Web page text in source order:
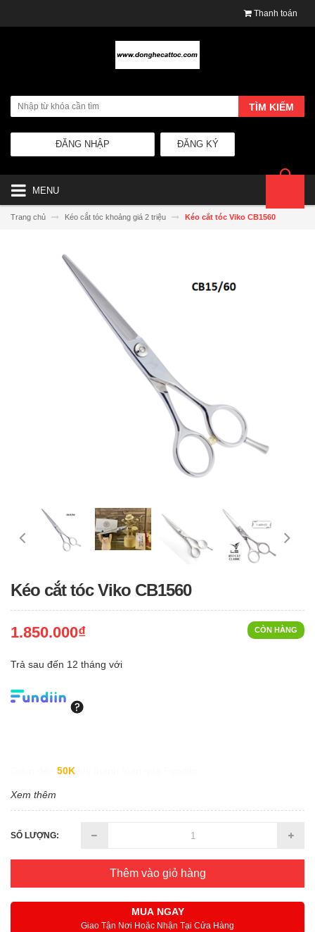
Thanh toán
TÌM KIẾM
ĐĂNG KÝ
ĐĂNG NHẬP
MENU
Trang chủ Kéo cắt tóc khoảng giá 2 triệu Kéo cắt tóc Viko CB1560
Kéo cắt tóc Viko CB1560
CÒN HÀNG
1.850.000₫
Trả sau đến 12 tháng với
50K
Xem thêm
SỐ LƯỢNG:
Thêm vào giỏ hàng
MUA NGAY
Giao Tận Nơi Hoặc Nhận Tại Cửa Hàng